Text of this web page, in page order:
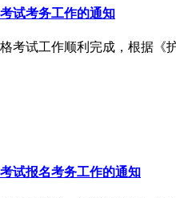
试考务工作的通知
考试工作顺利完成，根据《
试报名考务工作的通知